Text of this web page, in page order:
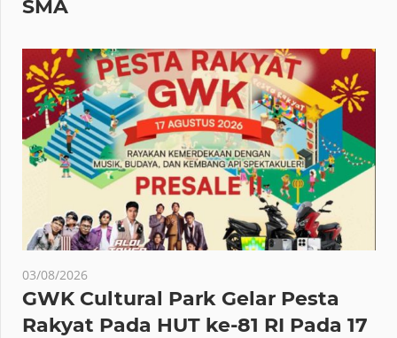
SMA
03/08/2026
GWK Cultural Park Gelar Pesta
Rakyat Pada HUT ke-81 RI Pada 17